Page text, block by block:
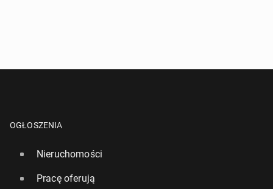
OGŁOSZENIA
Nieruchomości
Pracę oferują